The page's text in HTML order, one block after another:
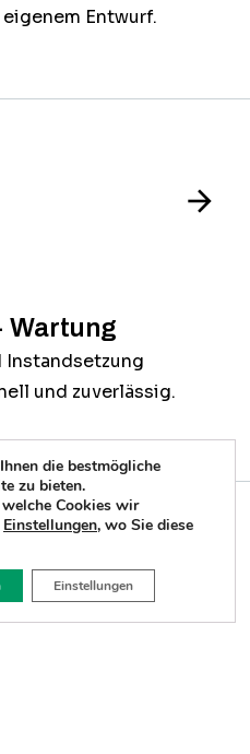
Entwurf.
Wartung
Instandsetzung
und zuverlässig.
die bestmögliche
zu bieten.
Cookies wir
Einstellungen, wo Sie diese
Einstellungen